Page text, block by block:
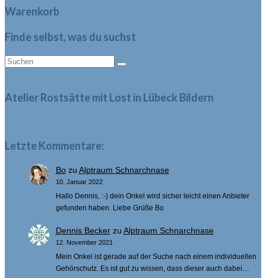
Warenkorb
Finde selbst, was du suchst
Suche
Atelier Rostsätte mit Lost in Lübeck Bildern
Letzte Kommentare:
Bozu Alptraum Schnarchnase
10. Januar 2022
Hallo Dennis, :-) dein Onkel wird sicher leicht einen Anbieter
gefunden haben. Liebe Grüße Bo
Dennis Beckerzu Alptraum Schnarchnase
12. November 2021
Mein Onkel ist gerade auf der Suche nach einem individuellen
Gehörschutz. Es ist gut zu wissen, dass dieser auch dabei…